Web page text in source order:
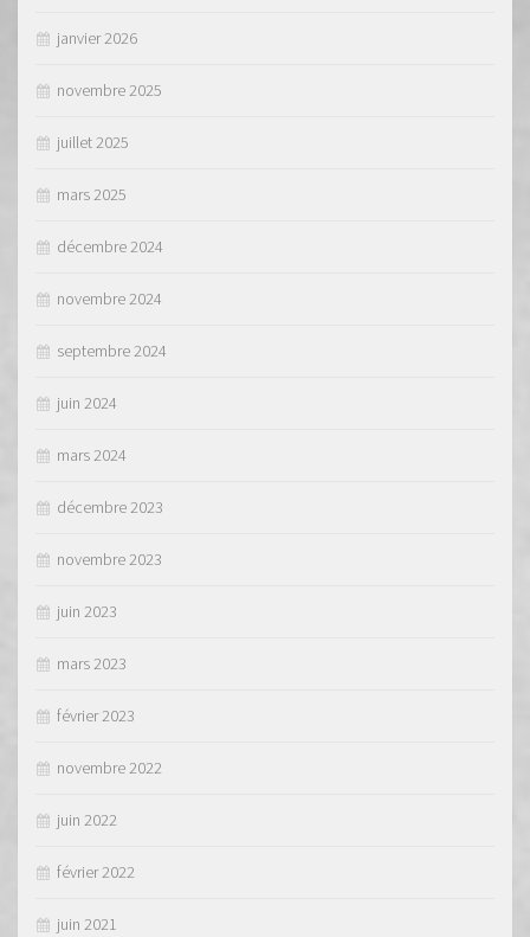
janvier 2026
novembre 2025
juillet 2025
mars 2025
décembre 2024
novembre 2024
septembre 2024
juin 2024
mars 2024
décembre 2023
novembre 2023
juin 2023
mars 2023
février 2023
novembre 2022
juin 2022
février 2022
juin 2021